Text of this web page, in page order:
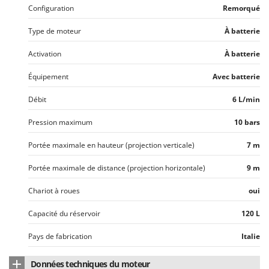
Oriental Koshin
Outdoorchef
Palazzetti
Palumbo Pavi
Partisani
Paterlini
Philips
Pramac
Prismafood
R.G.V.
Rato
Reber
Redback
Configuration Remorqué
Type de moteur À batterie
Activation À batterie
Équipement Avec batterie
Débit 6 L/min
Pression maximum 10 bars
Portée maximale en hauteur (projection verticale) 7 m
Portée maximale de distance (projection horizontale) 9 m
Chariot à roues oui
Capacité du réservoir 120 L
Pays de fabrication Italie
Données techniques du moteur